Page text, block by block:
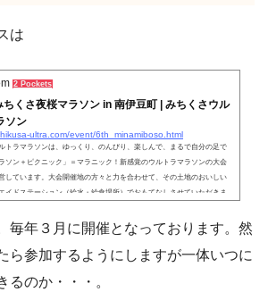
は
2 Pockets
ちくさ夜桜マラソン in 南伊豆町 | みちくさウル
ソン
ultra.com/event/6th_minamiboso.html
トラマラソンは、ゆっくり、のんびり、楽しんで、まるで自分の足で
ソン＋ピクニック」＝マラニック！新感覚のウルトラマラソンの大会
しています。大会開催地の方々と力を合わせて、その土地のおいしい
イドステーション（給水・給食場所）でおもてなしさせていただきま
ております。
毎年３月に開催となっております。然
ら参加するようにしますが一体いつに
るのか・・・。